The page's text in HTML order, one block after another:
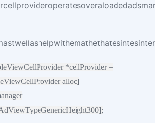
*cellProvider =
alloc]